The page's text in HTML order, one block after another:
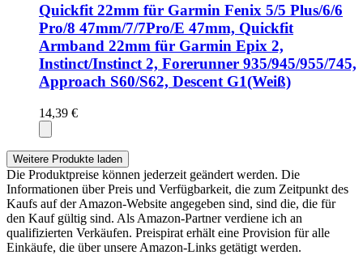
Quickfit 22mm für Garmin Fenix 5/5 Plus/6/6
Pro/8 47mm/7/7Pro/E 47mm, Quickfit
Armband 22mm für Garmin Epix 2,
Instinct/Instinct 2, Forerunner 935/945/955/745,
Approach S60/S62, Descent G1(Weiß)
14,39 €
Weitere Produkte laden
Die Produktpreise können jederzeit geändert werden. Die
Informationen über Preis und Verfügbarkeit, die zum Zeitpunkt des
Kaufs auf der Amazon-Website angegeben sind, sind die, die für
den Kauf gültig sind. Als Amazon-Partner verdiene ich an
qualifizierten Verkäufen. Preispirat erhält eine Provision für alle
Einkäufe, die über unsere Amazon-Links getätigt werden.